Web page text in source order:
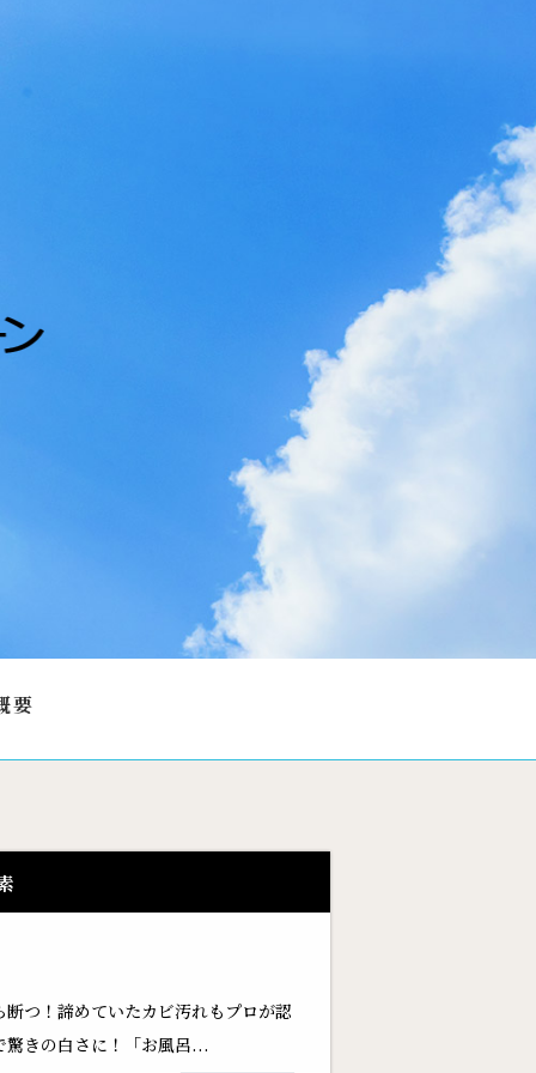
要
断つ！諦めていたカビ汚れもプロが認
驚きの白さに！「お風呂...